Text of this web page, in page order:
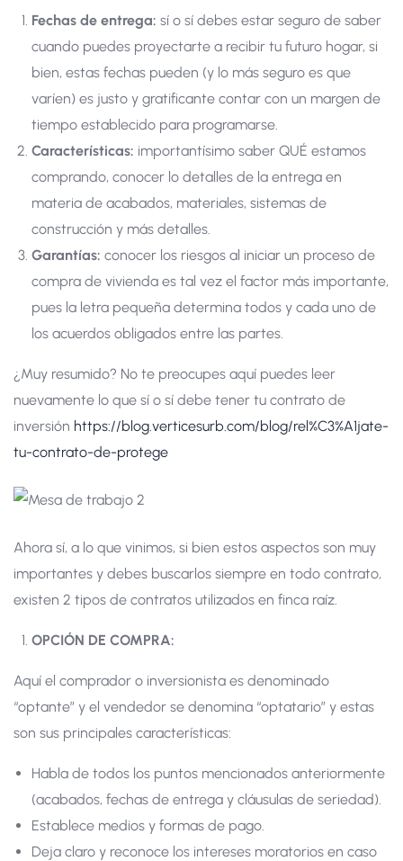
Fechas de entrega: sí o sí debes estar seguro de saber
cuando puedes proyectarte a recibir tu futuro hogar, si
bien, estas fechas pueden (y lo más seguro es que
varíen) es justo y gratificante contar con un margen de
tiempo establecido para programarse.
Características: importantísimo saber QUÉ estamos
comprando, conocer lo detalles de la entrega en
materia de acabados, materiales, sistemas de
construcción y más detalles.
Garantías: conocer los riesgos al iniciar un proceso de
compra de vivienda es tal vez el factor más importante,
pues la letra pequeña determina todos y cada uno de
los acuerdos obligados entre las partes.
¿Muy resumido? No te preocupes aquí puedes leer
nuevamente lo que sí o sí debe tener tu contrato de
inversión https://blog.verticesurb.com/blog/rel%C3%A1jate-
tu-contrato-de-protege
Ahora sí, a lo que vinimos, si bien estos aspectos son muy
importantes y debes buscarlos siempre en todo contrato,
existen 2 tipos de contratos utilizados en finca raíz.
OPCIÓN DE COMPRA:
Aquí el comprador o inversionista es denominado
“optante” y el vendedor se denomina “optatario” y estas
son sus principales características:
Habla de todos los puntos mencionados anteriormente
(acabados, fechas de entrega y cláusulas de seriedad).
Establece medios y formas de pago.
Deja claro y reconoce los intereses moratorios en caso